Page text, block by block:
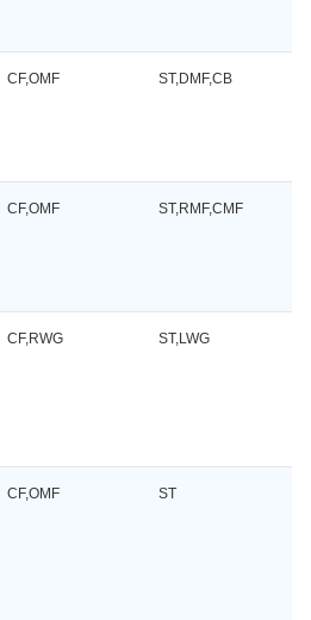
CF,OMF ST,DMF,CB
CF,OMF ST,RMF,CMF
CF,RWG ST,LWG
CF,OMF ST